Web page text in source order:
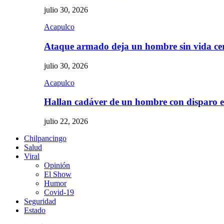
julio 30, 2026
Acapulco
Ataque armado deja un hombre sin vida
julio 30, 2026
Acapulco
Hallan cadáver de un hombre con disparo
julio 22, 2026
Chilpancingo
Salud
Viral
Opinión
El Show
Humor
Covid-19
Seguridad
Estado